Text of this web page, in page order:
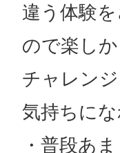
違う体験
ので楽し
チャレン
気持ちにな
・普段あ